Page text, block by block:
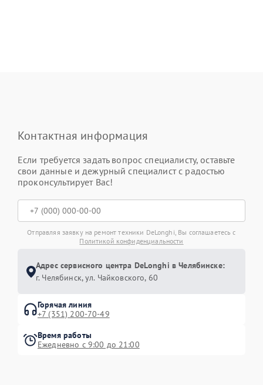
Контактная информация
Если требуется задать вопрос специалисту, оставьте
свои данные и дежурный специалист с радостью
проконсультирует Вас!
Отправляя заявку на ремонт техники DeLonghi, Вы соглашаетесь с
Политикой конфиденциальности
Адрес сервисного центра DeLonghi в Челябинске:
г. Челябинск, ул. Чайковского, 60
Горячая линия
+7 (351) 200-70-49
Время работы
Ежедневно с 9:00 до 21:00